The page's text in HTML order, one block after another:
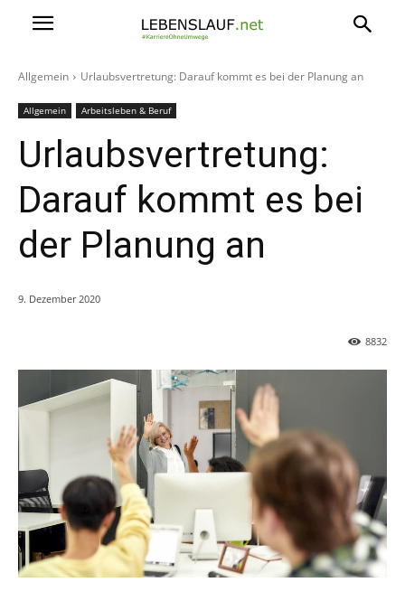
Allgemein Urlaubsvertretung: Darauf kommt es bei der Planung an
Allgemein Arbeitsleben & Beruf
Urlaubsvertretung:
Darauf kommt es bei
der Planung an
9. Dezember 2020
8832